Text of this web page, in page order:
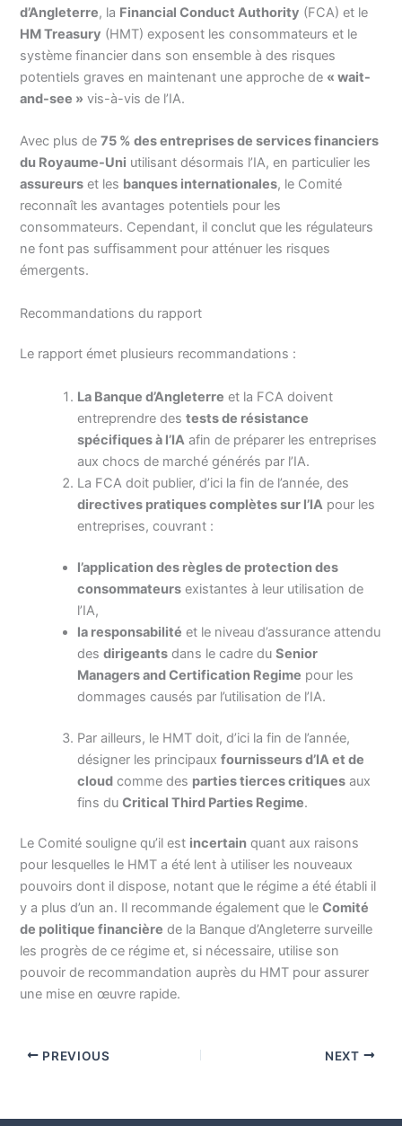
d’Angleterre, la Financial Conduct Authority (FCA) et le
HM Treasury (HMT) exposent les consommateurs et le
système financier dans son ensemble à des risques
potentiels graves en maintenant une approche de « wait-
and-see » vis-à-vis de l’IA.
Avec plus de75 % des entreprises de services financiers
du Royaume-Uni utilisant désormais l’IA, en particulier les
assureurs et les banques internationales, le Comité
reconnaît les avantages potentiels pour les
consommateurs. Cependant, il conclut que les régulateurs
ne font pas suffisamment pour atténuer les risques
émergents.
Recommandations du rapport
Le rapport émet plusieurs recommandations :
La Banque d’Angleterre et la FCA doivent
entreprendre destests de résistance
spécifiques à l’IA afin de préparer les entreprises
aux chocs de marché générés par l’IA.
La FCA doit publier, d’ici la fin de l’année, des
directives pratiques complètes sur l’IA pour les
entreprises, couvrant :
l’application des règles de protection des
consommateurs existantes à leur utilisation de
l’IA,
la responsabilité et le niveau d’assurance attendu
desdirigeants dans le cadre duSenior
Managers and Certification Regime pour les
dommages causés par l’utilisation de l’IA.
Par ailleurs, le HMT doit, d’ici la fin de l’année,
désigner les principauxfournisseurs d’IA et de
cloud comme des parties tierces critiques aux
fins duCritical Third Parties Regime.
Le Comité souligne qu’il est incertain quant aux raisons
pour lesquelles le HMT a été lent à utiliser les nouveaux
pouvoirs dont il dispose, notant que le régime a été établi il
y a plus d’un an. Il recommande également que leComité
de politique financière de la Banque d’Angleterre surveille
les progrès de ce régime et, si nécessaire, utilise son
pouvoir de recommandation auprès du HMT pour assurer
une mise en œuvre rapide.
PREVIOUS NEXT